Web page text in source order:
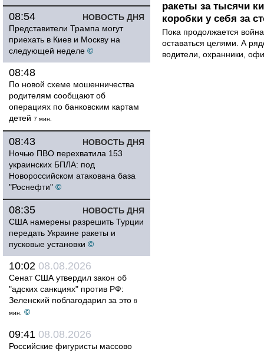
НОВОСТЬ ДНЯ
08:54
Представители Трампа могут
приехать в Киев и Москву на
следующей неделе ©
08:48
По новой схеме мошенничества
родителям сообщают об
операциях по банковским картам
детей 7 мин.
НОВОСТЬ ДНЯ
08:43
Ночью ПВО перехватила 153
украинских БПЛА: под
Новороссийском атакована база
"Роснефти" ©
НОВОСТЬ ДНЯ
08:35
США намерены разрешить Турции
передать Украине ракеты и
пусковые установки ©
10:02 08.08.2026
Сенат США утвердил закон об
"адских санкциях" против РФ:
Зеленский поблагодарил за это 8
мин.
©
09:41 08.08.2026
Российские фигуристы массово
ракеты за тысячи
коробки у себя за
Пока продолжается
оставаться целями. А
водители, охранники,